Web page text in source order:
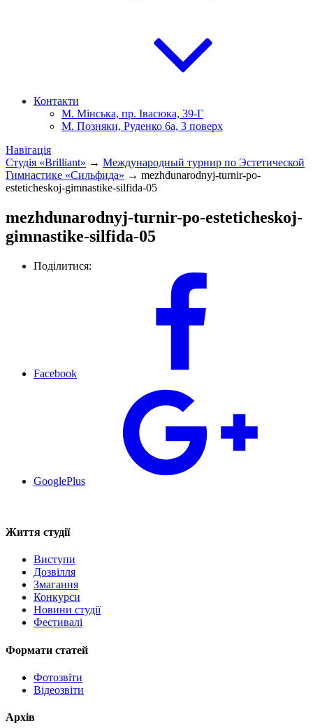
Контакти
М. Мінська, пр. Івасюка, 39-Г
М. Позняки, Руденко 6а, 3 поверх
Навігація
Студія «Brilliant» → Международный турнир по Эстетической
Гимнастике «Сильфида» → mezhdunarodnyj-turnir-po-
esteticheskoj-gimnastike-silfida-05
mezhdunarodnyj-turnir-po-esteticheskoj-
gimnastike-silfida-05
Поділитися:
Facebook
GooglePlus
Життя студії
Виступи
Дозвілля
Змагання
Конкурси
Новини студії
Фестивалі
Формати статей
Фотозвіти
Відеозвіти
Архів